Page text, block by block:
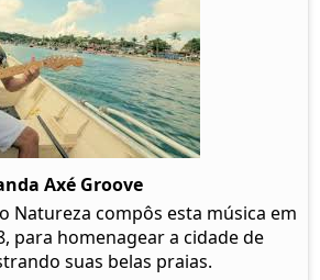
Axé Groove
Natureza compôs esta música em
para homenagear a cidade de
suas belas praias.